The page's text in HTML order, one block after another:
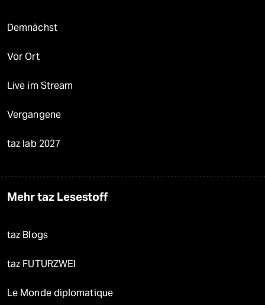
Demnächst
Vor Ort
Live im Stream
Vergangene
taz lab 2027
Mehr taz Lesestoff
taz Blogs
taz FUTURZWEI
Le Monde diplomatique